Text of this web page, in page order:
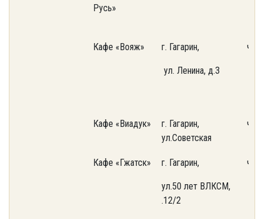
Русь»
Кафе «Вояж» г. Гагарин,
ул. Ленина, д.3
Кафе «Виадук»
г. Гагарин,
ул.Советская
Кафе «Гжатск» г. Гагарин,
ул.50 лет ВЛКСМ,
.12/2